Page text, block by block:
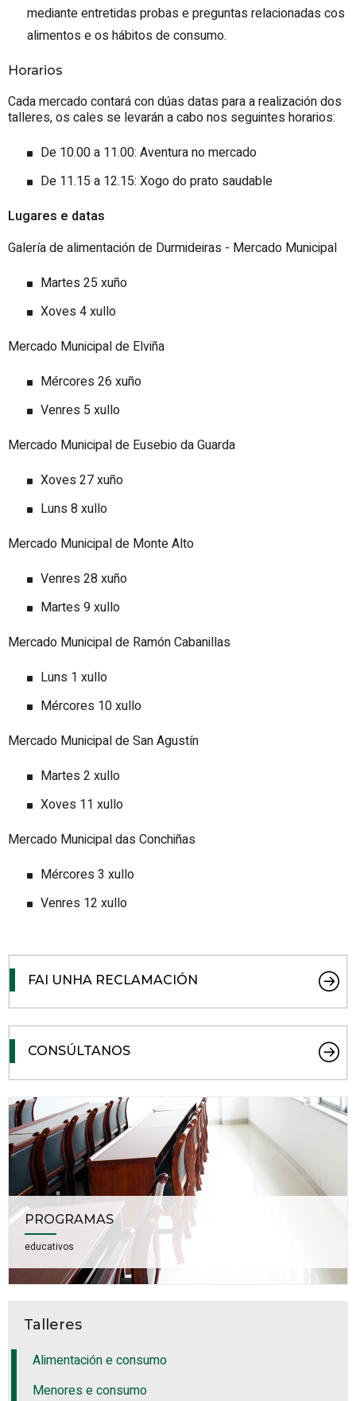
mediante entretidas probas e preguntas relacionadas cos
alimentos e os hábitos de consumo.
Horarios
Cada mercado contará con dúas datas para a realización dos
talleres, os cales se levarán a cabo nos seguintes horarios:
De 10.00 a 11.00: Aventura no mercado
De 11.15 a 12.15: Xogo do prato saudable
Lugares e datas
Galería de alimentación de Durmideiras - Mercado Municipal
Martes 25 xuño
Xoves 4 xullo
Mercado Municipal de Elviña
Mércores 26 xuño
Venres 5 xullo
Mercado Municipal de Eusebio da Guarda
Xoves 27 xuño
Luns 8 xullo
Mercado Municipal de Monte Alto
Venres 28 xuño
Martes 9 xullo
Mercado Municipal de Ramón Cabanillas
Luns 1 xullo
Mércores 10 xullo
Mercado Municipal de San Agustín
Martes 2 xullo
Xoves 11 xullo
Mercado Municipal das Conchiñas
Mércores 3 xullo
Venres 12 xullo
FAI UNHA RECLAMACIÓN
CONSÚLTANOS
PROGRAMAS
educativos
Talleres
Alimentación e consumo
Menores e consumo